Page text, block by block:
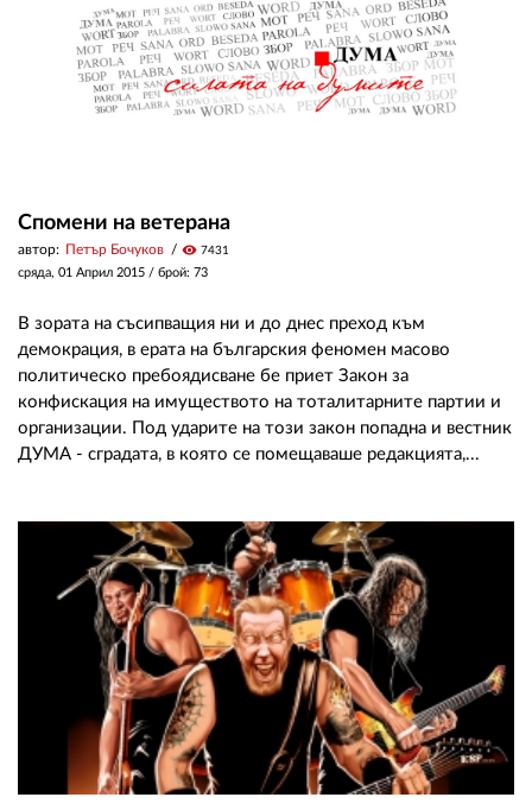
Спомени на ветерана
автор: Петър Бочуков visibility 7431
сряда, 01 Април 2015 / брой: 73
В зората на съсипващия ни и до днес преход към
демокрация, в ерата на българския феномен масово
политическо пребоядисване бе приет Закон за
конфискация на имуществото на тоталитарните партии и
организации. Под ударите на този закон попадна и вестник
ДУМА - сградата, в която се помещаваше редакцията,...